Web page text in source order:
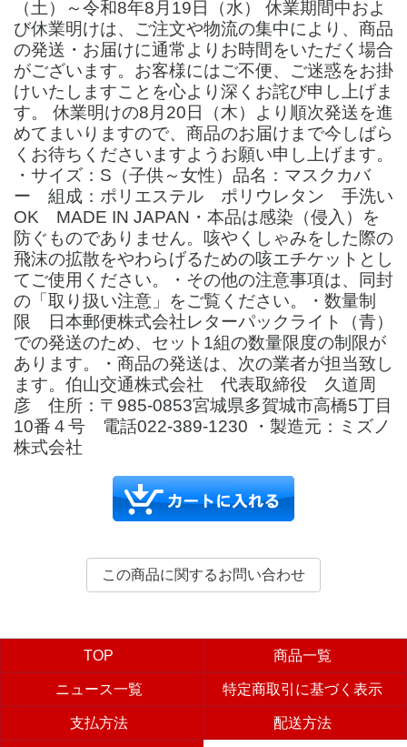
（土）～令和8年8月19日（水） 休業期間中およ
び休業明けは、ご注文や物流の集中により、商品
の発送・お届けに通常よりお時間をいただく場合
がございます。お客様にはご不便、ご迷惑をお掛
けいたしますことを心より深くお詫び申し上げま
す。 休業明けの8月20日（木）より順次発送を進
めてまいりますので、商品のお届けまで今しばら
くお待ちくださいますようお願い申し上げます。
・サイズ：S（子供～女性）品名：マスクカバ
ー 組成：ポリエステル ポリウレタン 手洗い
OK MADE IN JAPAN・本品は感染（侵入）を
防ぐものでありません。咳やくしゃみをした際の
飛沫の拡散をやわらげるための咳エチケットとし
てご使用ください。・その他の注意事項は、同封
の「取り扱い注意」をご覧ください。・数量制
限 日本郵便株式会社レターパックライト（青）
での発送のため、セット1組の数量限度の制限が
あります。・商品の発送は、次の業者が担当致し
ます。伯山交通株式会社 代表取締役 久道周
彦 住所：〒985-0853宮城県多賀城市高橋5丁目
10番４号 電話022-389-1230 ・製造元：ミズノ
株式会社
TOP 商品一覧
ニュース一覧 特定商取引に基づく表示
支払方法 配送方法